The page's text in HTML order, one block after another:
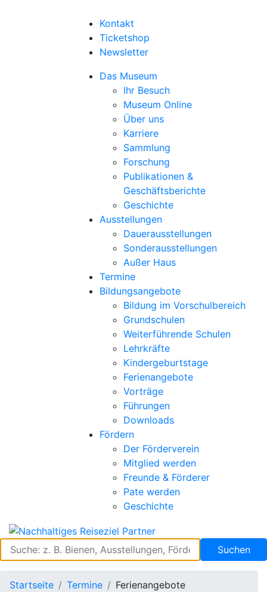
Kontakt
Ticketshop
Newsletter
Das Museum
Ihr Besuch
Museum Online
Über uns
Karriere
Sammlung
Forschung
Publikationen &
Geschäftsberichte
Geschichte
Ausstellungen
Dauerausstellungen
Sonderausstellungen
Außer Haus
Termine
Bildungsangebote
Bildung im Vorschulbereich
Grundschulen
Weiterführende Schulen
Lehrkräfte
Kindergeburtstage
Ferienangebote
Vorträge
Führungen
Downloads
Fördern
Der Förderverein
Mitglied werden
Freunde & Förderer
Pate werden
Geschichte
Suchen
Startseite Termine
Ferienangebote